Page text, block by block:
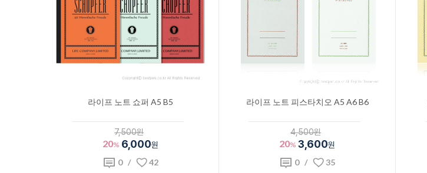
라이프 노트 쇼퍼 A5 B5
7,500원
20% 6,000원
0/ 42
라이프 노트 피스타치오 A5 A6 B6
4,500원
20% 3,600원
0/ 35